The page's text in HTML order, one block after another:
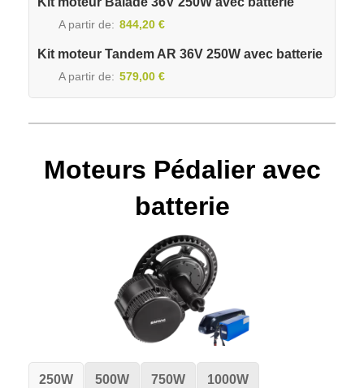
A partir de 844,20 €
Kit moteur Tandem AR 36V 250W avec batterie
A partir de 579,00 €
Moteurs Pédalier avec
batterie
250W 500W 750W 1000W